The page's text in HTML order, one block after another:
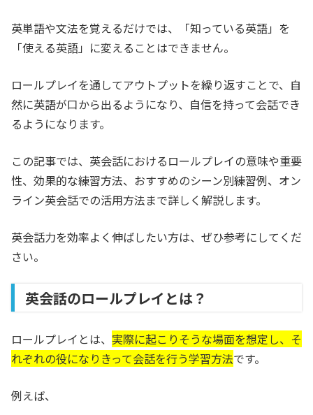
英単語や文法を覚えるだけでは、「知っている英語」を
「使える英語」に変えることはできません。
ロールプレイを通してアウトプットを繰り返すことで、自
然に英語が口から出るようになり、自信を持って会話でき
るようになります。
この記事では、英会話におけるロールプレイの意味や重要
性、効果的な練習方法、おすすめのシーン別練習例、オン
ライン英会話での活用方法まで詳しく解説します。
英会話力を効率よく伸ばしたい方は、ぜひ参考にしてくだ
さい。
英会話のロールプレイとは？
ロールプレイとは、 実際に起こりそうな場面を想定し、そ
れぞれの役になりきって会話を行う学習方法です。
例えば、